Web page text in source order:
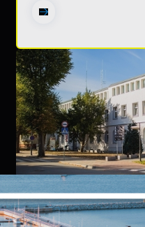
20 - 08 - 2026